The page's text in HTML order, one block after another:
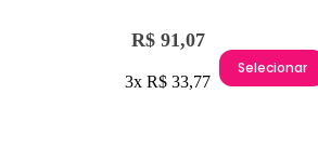
R$ 91,07
3x R$ 33,77
Selecionar